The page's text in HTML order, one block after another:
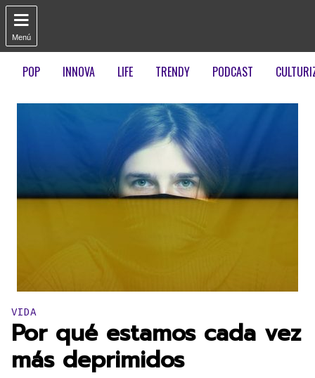

Menú
POP INNOVA LIFE TRENDY PODCAST
Publicado en:
VIDA
Por qué estamos cada vez
más deprimidos